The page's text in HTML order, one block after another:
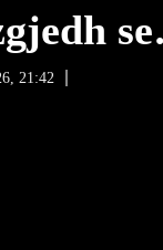
21:42